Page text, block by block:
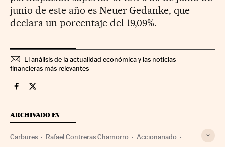
junio de este año es Neuer Gedanke, que
declara un porcentaje del 19,09%.
El análisis de la actualidad económica y las noticias
financieras más relevantes
Companias Cinco Días en Facebook
Companias Cinco Días en Twitter
ARCHIVADO EN
Carbures Rafael Contreras Chamorro Accionariado